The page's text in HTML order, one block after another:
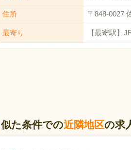
住所 〒848-0027
最寄り 【最寄駅】
似た条件での近隣地区の求